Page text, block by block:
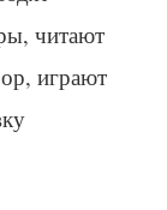
читают
играют